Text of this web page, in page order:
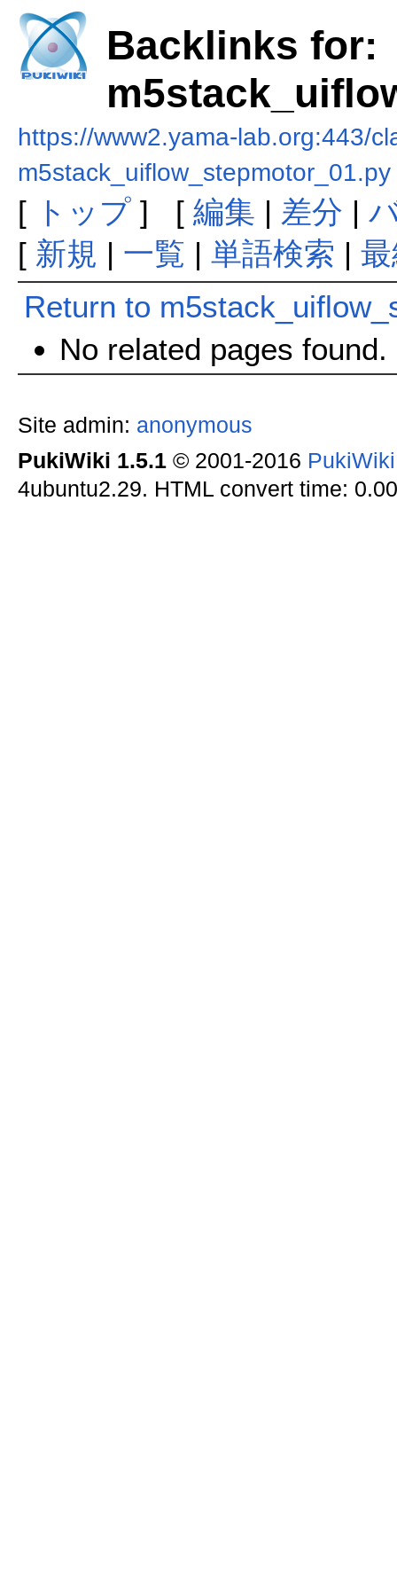
Backlinks for:
https://www2.yama-lab.org:443/
m5stack_uiflow_stepmotor_01.py
[ トップ] [ 編集 | 差分 |
[ 新規 | 一覧 | 単語検索 |
Return to
No related pages found.
Site admin: anonymous
PukiWiki 1.5.1© 2001-2016
4ubuntu2.29. HTML convert time: